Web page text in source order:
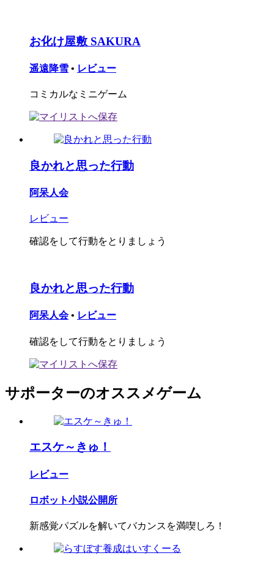
お化け屋敷 SAKURA
遥遠降雪 • レビュー
コミカルなミニゲーム
良かれと思った行動
阿呆人会
レビュー
確認をして行動をとりましょう
良かれと思った行動
阿呆人会 • レビュー
確認をして行動をとりましょう
サポーターのオススメゲーム
エスケ～きゅ！
レビュー
ロボット小説公開所
新感覚パズルを解いてバカンスを満喫しろ！